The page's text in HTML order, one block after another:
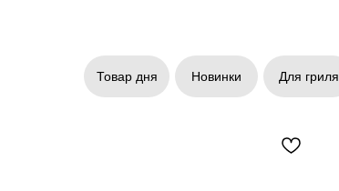
Товар дня Новинки Для гриля